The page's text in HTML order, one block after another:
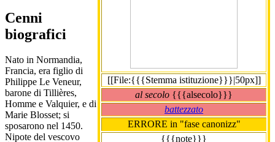
[[File:{{{Stemma istituzione}}}|50px]]
al secolo {{{alsecolo}}}
battezzato
ERRORE in "fase canonizz"
{{{note}}}
Cenni
biografici
Nato in Normandia,
Francia, era figlio di
Philippe Le Veneur,
barone di Tillières,
Homme e Valquier, e di
Marie Blosset; si
sposarono nel 1450.
Nipote del vescovo